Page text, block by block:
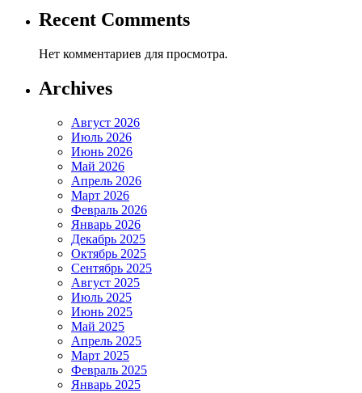
Recent Comments
Нет комментариев для просмотра.
Archives
Август 2026
Июль 2026
Июнь 2026
Май 2026
Апрель 2026
Март 2026
Февраль 2026
Январь 2026
Декабрь 2025
Октябрь 2025
Сентябрь 2025
Август 2025
Июль 2025
Июнь 2025
Май 2025
Апрель 2025
Март 2025
Февраль 2025
Январь 2025